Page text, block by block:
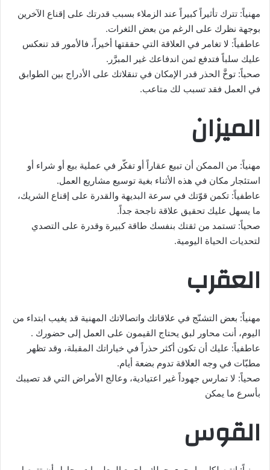
مهنياً: تترك تأثيراً كبيراً عند الزملاء بسبب قدرتك على إقناع الآخرين
بوجهة نظرك على الرغم من بعض الثغرات.
عاطفياً: لا تغامر في العلاقة التي حققتها أخيراً، فالأمور قد تنعكس
عليك سلباً فتدفع ثمن اندفاعك غير المبرَّر.
صحياً: توخَّ الحذر قدر الإمكان في تنقلاتك على الأدراج بين الطوابق
في العمل فقد تسبب لك متاعب.
الميزان
مهنياً: من الممكن أن تبيع عقاراً أو تفكّر في عملية بيع أو شراء أو
استئجار مكان في هذه الأثناء بغية توسيع مشاريع العمل.
عاطفياً: تكمن قوّتك في سرعة البديهة والقدرة على إقناع الشريك،
ما يسهل عليك تحقيق علاقة ناجحة جداً.
صحياً: تستمد من ثقتك بنفسك طاقة كبيرة وقدرة على التصدي
لتحديات الحياة اليومية.
العقرب
مهنياً: بعض التشنّج في علاقاتك واتصالاتك المهنية قد يغيب ابتداء من
اليوم، أنت محاور لبق يحتاج القيمون على العمل إلى حضورك .
عاطفياً: عليك أن تكون أكثر حذراً في خياراتك المقبلة، وقد تظهر
مطبّات في وجه العلاقة تدوم بضعة أيام.
صحياً: لا تمارس جهوداً غير اعتيادية، وعالج الأمراض التي قد تصيبك
بأسرع ما يمكن
القوس